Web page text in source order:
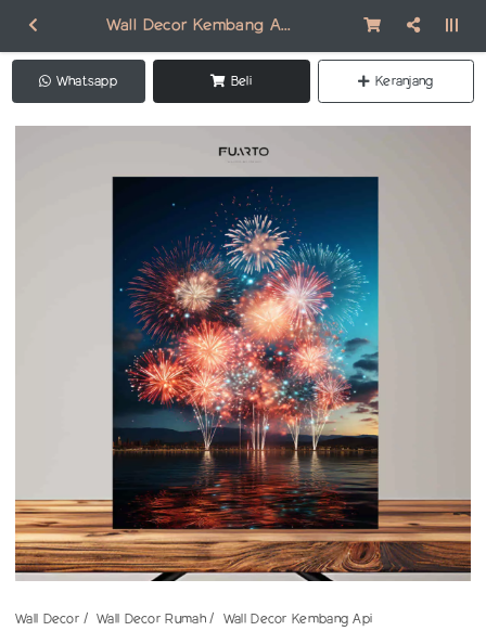
Wall Decor Kembang Api NA008
Whatsapp Beli Keranjang
Wall Decor Wall Decor Rumah Wall Decor Kembang Api